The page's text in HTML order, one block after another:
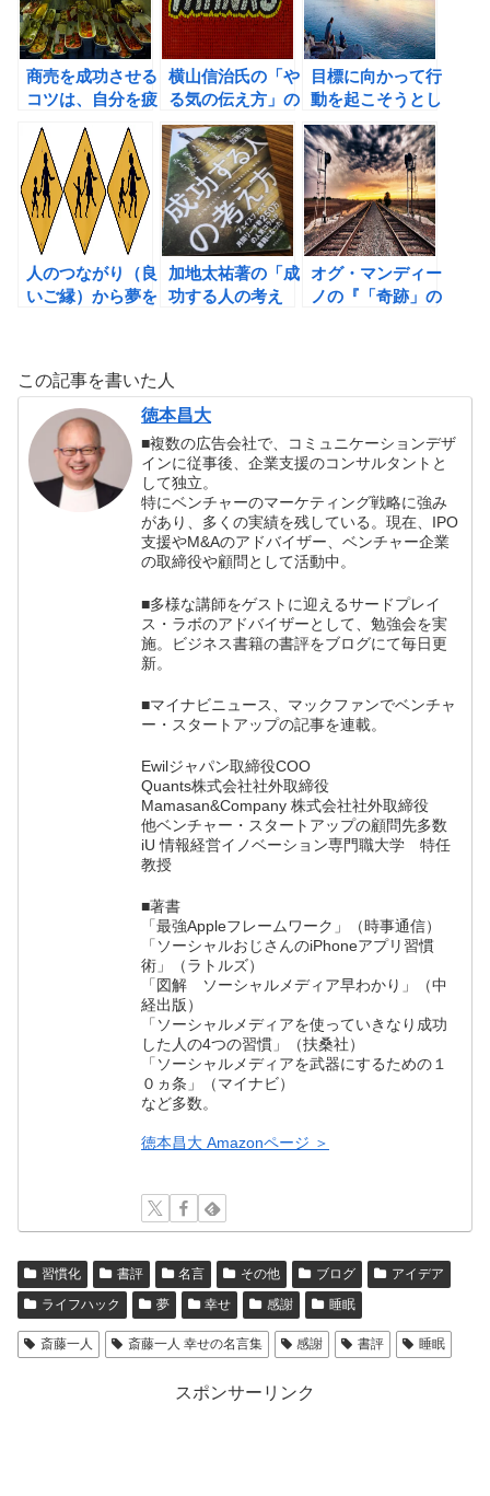
商売を成功させる
コツは、自分を疲
との関係を長続き
させること。
横山信治氏の「や
る気の伝え方」の
書評 ビジネスマ
ンになぜ、感謝の
気持ちが必要なの
か？
目標に向かって行
動を起こそうとし
ない人は5倍あき
らめやすく、人生
に対して3倍の不
満を抱えている。
（デビッド・ニー
ブン）
人のつながり（良
いご縁）から夢を
加地太祐著の「成
功する人の考え
オグ・マンディー
ノの『「奇跡」の
この記事を書いた人
徳本昌大
■複数の広告会社で、コミュニケーションデザ
インに従事後、企業支援のコンサルタントと
して独立。
特にベンチャーのマーケティング戦略に強み
があり、多くの実績を残している。現在、IPO
支援やM&Aのアドバイザー、ベンチャー企業
の取締役や顧問として活動中。
■多様な講師をゲストに迎えるサードプレイ
ス・ラボのアドバイザーとして、勉強会を実
施。ビジネス書籍の書評をブログにて毎日更
新。
■マイナビニュース、マックファンでベンチャ
ー・スタートアップの記事を連載。
Ewilジャパン取締役COO
Quants株式会社社外取締役
Mamasan&Company 株式会社社外取締役
他ベンチャー・スタートアップの顧問先多数
iU 情報経営イノベーション専門職大学 特任
教授
■著書
「最強Appleフレームワーク」（時事通信）
「ソーシャルおじさんのiPhoneアプリ習慣
術」（ラトルズ）
「図解 ソーシャルメディア早わかり」（中
経出版）
「ソーシャルメディアを使っていきなり成功
した人の4つの習慣」（扶桑社）
「ソーシャルメディアを武器にするための１
０ヵ条」（マイナビ）
など多数。
徳本昌大 Amazonページ ＞
習慣化 書評 名言 その他 ブログ
アイデア
ライフハック
夢 幸せ 感謝 睡眠
斎藤一人 斎藤一人 幸せの名言集 感謝 書評 睡眠
スポンサーリンク